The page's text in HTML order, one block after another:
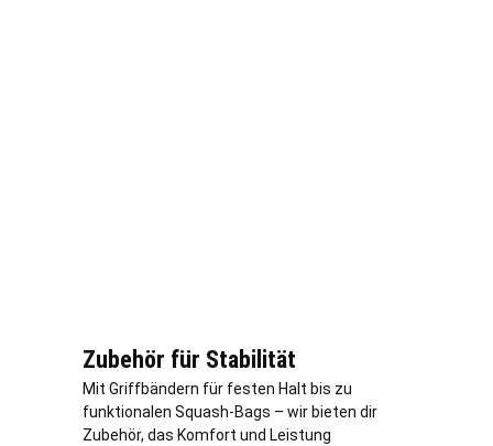
Zubehör für Stabilität
Mit Griffbändern für festen Halt bis zu
funktionalen Squash-Bags – wir bieten dir
Zubehör, das Komfort und Leistung